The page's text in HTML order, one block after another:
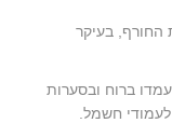
החורף, בעיקר
ברוח ובסערות
חשמל.